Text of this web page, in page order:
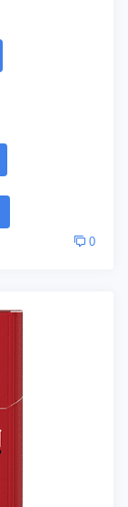
0